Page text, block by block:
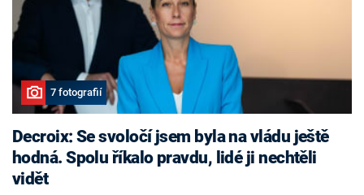
7 fotografií
Decroix: Se svoločí jsem byla na vládu ještě
hodná. Spolu říkalo pravdu, lidé ji nechtěli
vidět